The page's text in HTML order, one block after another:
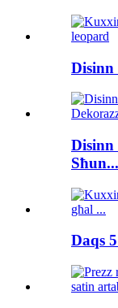
Disinn
Sħun...
Daqs